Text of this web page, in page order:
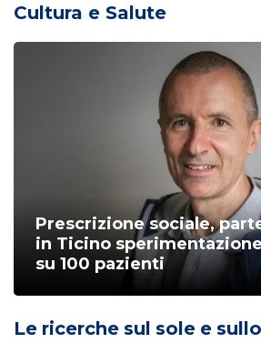
Cultura e Salute
Prescrizione sociale,
in Ticino
su 100 pazienti
Le ricerche sul sole e